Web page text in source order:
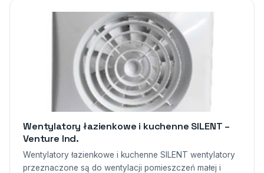
Wentylatory łazienkowe i kuchenne SILENT –
Venture Ind.
Wentylatory łazienkowe i kuchenne SILENT wentylatory
przeznaczone są do wentylacji pomieszczeń małej i